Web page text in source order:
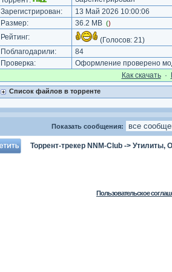
Зарегистрирован:
13 Май 2026 10:00:06
Размер:
36.2 MB ()
Рейтинг: (Голосов: 21)
Поблагодарили:
84
Проверка:
Оформление проверено
Как cкачать·
Список файлов в торренте
Показать сообщения:
Торрент-трекер NNM-Club -> Утилиты,
Пользовательское